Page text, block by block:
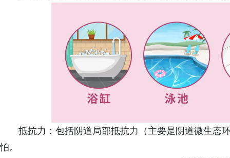
抵抗力：包括阴道局部抵抗力（主要是阴道微生态
怕。